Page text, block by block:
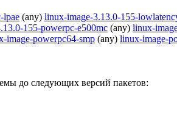
lpae (any) linux-image-3.13.0-155-
155-powerpc-e500mc (any) linux-
image-powerpc64-smp (any) linux-image-
до следующих версий пакетов: